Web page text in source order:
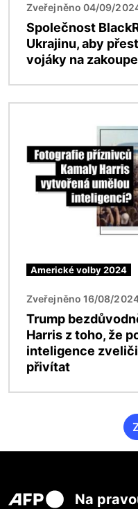
Zveřejněno 04/09/
Společnost
Ukrajinu, aby
vojáky na
Americké volby 2024
Zveřejněno 16/08/
Trump
Harris z toho, že
inteligence
přivítat
Na